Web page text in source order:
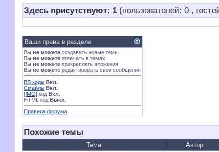
Здесь присутствуют: 1 (пользователей: 0 ,
Ваши права в разделе
Вы не можете создавать новые темы
Вы не можете отвечать в темах
Вы не можете прикреплять вложения
Вы не можете редактировать свои сообщения
BB коды Вкл.
Смайлы Вкл.
[IMG] код Вкл.
HTML код Выкл.
Правила форума
Похожие темы
Тема Автор